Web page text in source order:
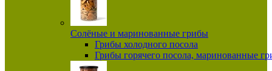
Солёные и маринованные грибы
Грибы холодного посола
Грибы горячего посола, маринованные